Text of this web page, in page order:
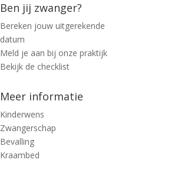
Ben jij zwanger?
Bereken jouw uitgerekende
datum
Meld je aan bij onze praktijk
Bekijk de checklist
Meer informatie
Kinderwens
Zwangerschap
Bevalling
Kraambed